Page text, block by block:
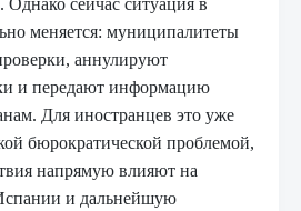
сейчас ситуация в
меняется: муниципалитеты
аннулируют
и передают информацию
Для иностранцев это уже
бюрократической проблемой,
напрямую влияют на
и дальнейшую